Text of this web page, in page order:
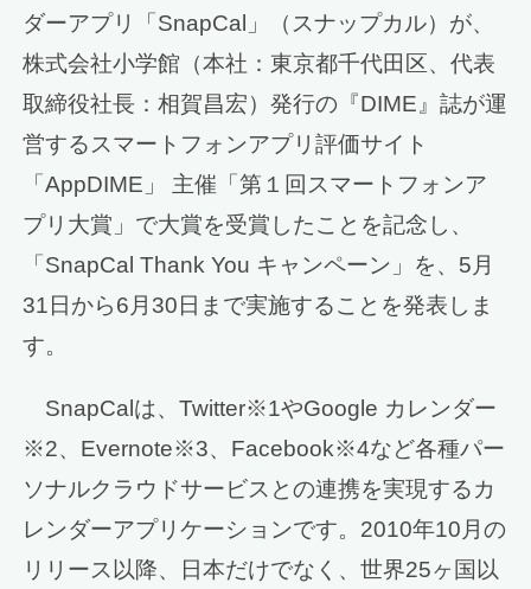
ダーアプリ「SnapCal」（スナップカル）が、
株式会社小学館（本社：東京都千代田区、代表
取締役社長：相賀昌宏）発行の『DIME』誌が運
営するスマートフォンアプリ評価サイト
「AppDIME」 主催「第１回スマートフォンア
プリ大賞」で大賞を受賞したことを記念し、
「SnapCal Thank You キャンペーン」を、5月
31日から6月30日まで実施することを発表しま
す。
SnapCalは、Twitter※1やGoogle カレンダー
※2、Evernote※3、Facebook※4など各種パー
ソナルクラウドサービスとの連携を実現するカ
レンダーアプリケーションです。2010年10月の
リリース以降、日本だけでなく、世界25ヶ国以